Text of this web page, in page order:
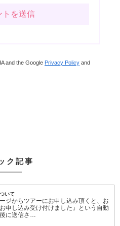
and the Google Privacy Policy and
ク記事
いて
ジからツアーにお申し込み頂くと、お
申し込み受け付けました』という自動
に送信さ…